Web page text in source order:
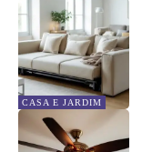
CASA E JARDIM